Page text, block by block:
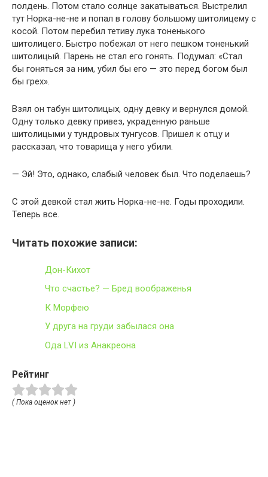
полдень. Потом стало солнце закатываться. Выстрелил
тут Норка-не-не и попал в голову большому шитолицему с
косой. Потом перебил тетиву лука тоненького
шитолицего. Быстро побежал от него пешком тоненький
шитолицый. Парень не стал его гонять. Подумал: «Стал
бы гоняться за ним, убил бы его — это перед богом был
бы грех».
Взял он табун шитолицых, одну девку и вернулся домой.
Одну только девку привез, украденную раньше
шитолицыми у тундровых тунгусов. Пришел к отцу и
рассказал, что товарища у него убили.
— Эй! Это, однако, слабый человек был. Что поделаешь?
С этой девкой стал жить Норка-не-не. Годы проходили.
Теперь все.
Читать похожие записи:
Дон-Кихот
Что счастье? — Бред воображенья
К Морфею
У друга на груди забылася она
Ода LVI из Анакреона
Рейтинг
( Пока оценок нет )